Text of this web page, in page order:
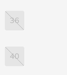
36
40